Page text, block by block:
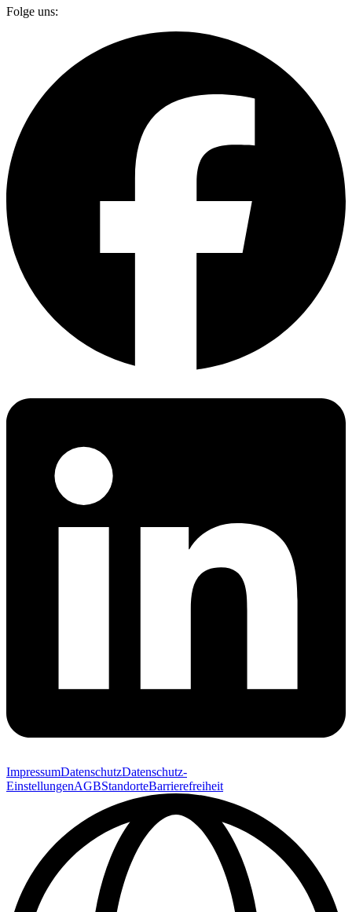
Folge uns:
ImpressumDatenschutzDatenschutz-
EinstellungenAGBStandorteBarrierefreiheit